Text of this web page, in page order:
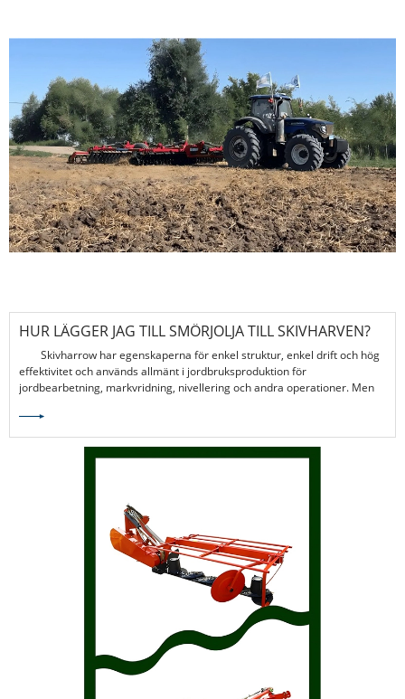
HUR LÄGGER JAG TILL SMÖRJOLJA TILL SKIVHARVEN?
Skivharrow har egenskaperna för enkel struktur, enkel drift och hög
effektivitet och används allmänt i jordbruksproduktion för
jordbearbetning, markvridning, nivellering och andra operationer. Men
korrekta driftsförmågor utan också noggrant underhåll.